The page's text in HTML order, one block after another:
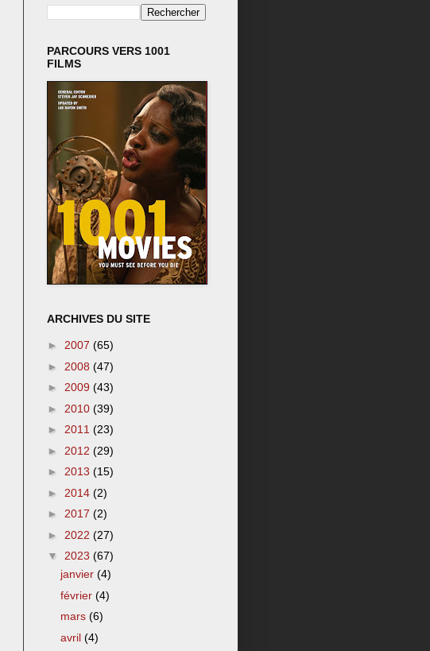
PARCOURS VERS 1001
FILMS
ARCHIVES DU SITE
► 2007 (65)
► 2008 (47)
► 2009 (43)
► 2010 (39)
► 2011 (23)
► 2012 (29)
► 2013 (15)
► 2014 (2)
► 2017 (2)
► 2022 (27)
▼ 2023 (67)
janvier (4)
février (4)
mars (6)
avril (4)